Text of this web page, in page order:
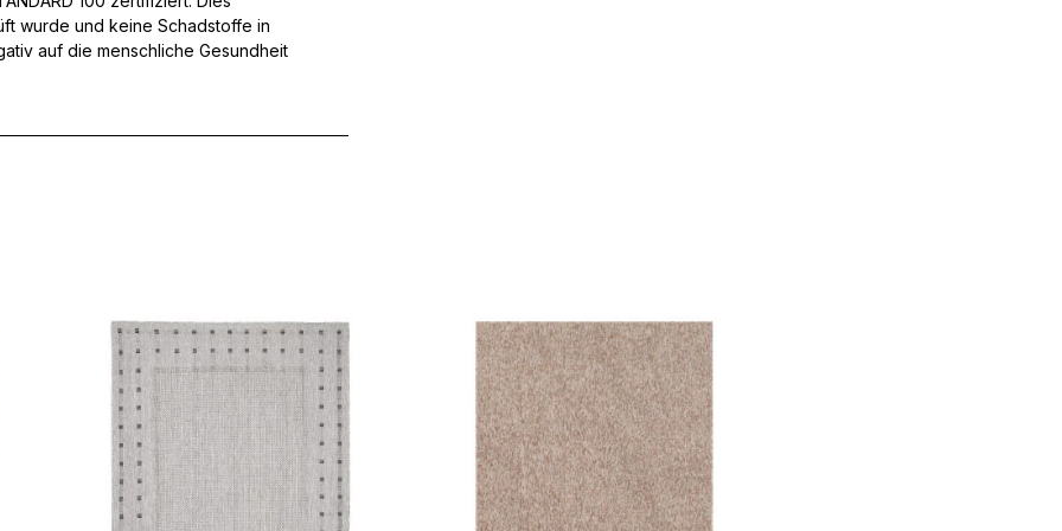
wurde und keine Schadstoffe in
auf die menschliche Gesundheit
Betreibern zu verstehen, wie sich verschiedene Benutzer auf der Website verhalten,
sind solche, die analysiert werden und noch keiner Kategorie zugeordnet wurden.
Meine Einstellungen speichern Alle akzeptieren